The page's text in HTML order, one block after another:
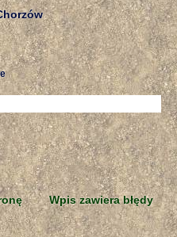
Wpis zawiera błędy